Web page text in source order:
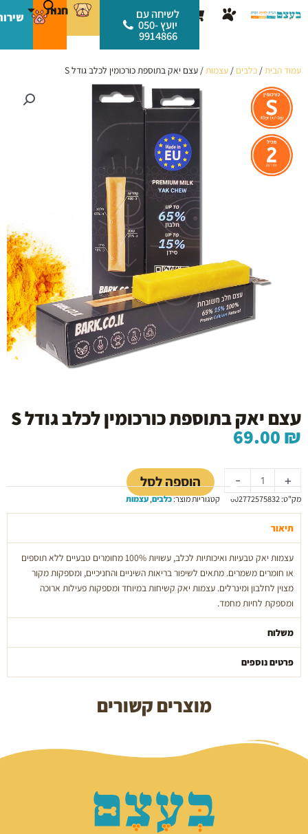
לתוכן
עגלת
קניות
לשיחה עם
יועץ 050-
9914866
חנות
עמוד הבית/ כלבים / עצמות/ עצם יאק בתוספת כורכומין לכלב גודל S
עצם יאק בתוספת כורכומין לכלב גודל S
69.00₪
-
של
עצם
יאק
בתוספת
לכלב
גודל
S
+ הוספה לסל
מק"ט:602772575832 קטגוריות מוצר:כלבים,עצמות
תיאור
עצמות יאק טבעיות ואיכותיות לכלב, עשויות 100% מחומרים טבעיים ללא תוספים
או חומרים משמרים. מתאים לשיפור בריאות השיניים והחניכיים, ומספקות מקור
מצוין לחלבון ומינרלים. עצמות יאק קשיחות במיוחד ומספקות פעילות ארוכה
ומספקת לחיות מחמד.
משלוח
פרטים נוספים
מוצרים קשורים